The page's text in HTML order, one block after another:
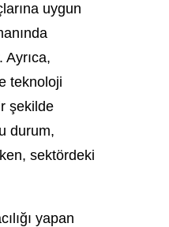
uygun
teknoloji
şekilde
durum,
sektördeki
yapan